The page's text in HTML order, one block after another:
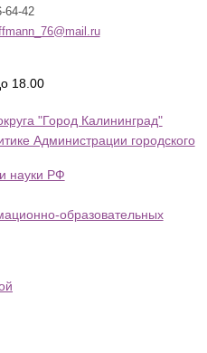
64-42
18.00
"Город Калининград"
Администрации городского
науки РФ
образовательных